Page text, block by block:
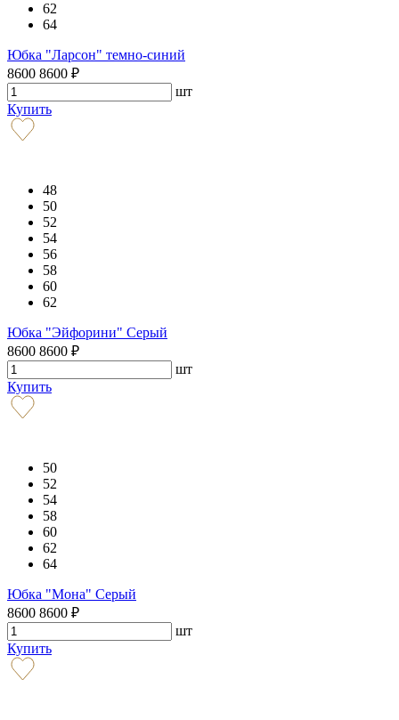
62
64
Юбка "Ларсон" темно-синий
8600 8600 ₽
шт
Купить
48
50
52
54
56
58
60
62
Юбка "Эйфорини" Серый
8600 8600 ₽
шт
Купить
50
52
54
58
60
62
64
Юбка "Мона" Серый
8600 8600 ₽
шт
Купить